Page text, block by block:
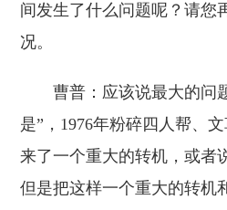
间发生了什么问题呢？请您
况。
曹普：应该说最大的问
是”，1976年粉碎四人帮、
来了一个重大的转机，或者
但是把这样一个重大的转机